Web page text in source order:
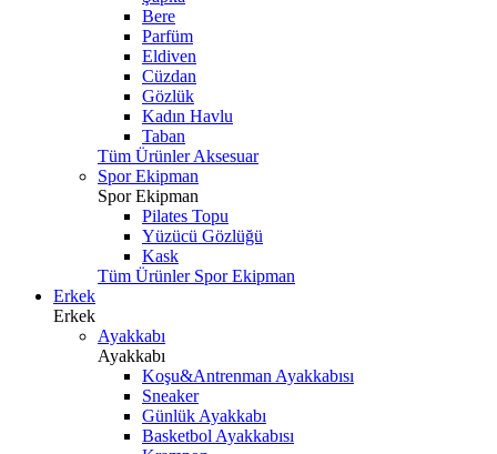
Bere
Parfüm
Eldiven
Cüzdan
Gözlük
Kadın Havlu
Taban
Tüm Ürünler Aksesuar
Spor Ekipman
Spor Ekipman
Pilates Topu
Yüzücü Gözlüğü
Kask
Tüm Ürünler Spor Ekipman
Erkek
Erkek
Ayakkabı
Ayakkabı
Koşu&Antrenman Ayakkabısı
Sneaker
Günlük Ayakkabı
Basketbol Ayakkabısı